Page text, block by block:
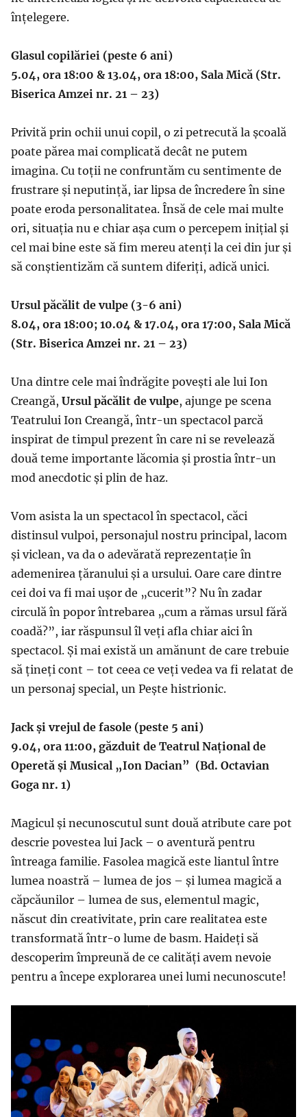
înțelegere.
Glasul copilăriei (peste 6 ani)
5.04, ora 18:00 & 13.04, ora 18:00, Sala Mică (Str.
Biserica Amzei nr. 21 – 23)
Privită prin ochii unui copil, o zi petrecută la școală
poate părea mai complicată decât ne putem
imagina. Cu toții ne confruntăm cu sentimente de
frustrare și neputință, iar lipsa de încredere în sine
poate eroda personalitatea. Însă de cele mai multe
ori, situația nu e chiar așa cum o percepem inițial și
cel mai bine este să fim mereu atenți la cei din jur și
să conștientizăm că suntem diferiți, adică unici.
Ursul păcălit de vulpe (3-6 ani)
8.04, ora 18:00; 10.04 & 17.04, ora 17:00, Sala Mică
(Str. Biserica Amzei nr. 21 – 23)
Una dintre cele mai îndrăgite povești ale lui Ion
Creangă, Ursul păcălit de vulpe, ajunge pe scena
Teatrului Ion Creangă, într-un spectacol parcă
inspirat de timpul prezent în care ni se revelează
două teme importante lăcomia și prostia într-un
mod anecdotic și plin de haz.
Vom asista la un spectacol în spectacol, căci
distinsul vulpoi, personajul nostru principal, lacom
și viclean, va da o adevărată reprezentație în
ademenirea țăranului și a ursului. Oare care dintre
cei doi va fi mai ușor de „cucerit”? Nu în zadar
circulă în popor întrebarea „cum a rămas ursul fără
coadă?”, iar răspunsul îl veți afla chiar aici în
spectacol. Și mai există un amănunt de care trebuie
să țineți cont – tot ceea ce veți vedea va fi relatat de
un personaj special, un Pește histrionic.
Jack și vrejul de fasole (peste 5 ani)
9.04, ora 11:00, găzduit de Teatrul Național de
Operetă și Musical „Ion Dacian” (Bd. Octavian
Goga nr. 1)
Magicul și necunoscutul sunt două atribute care pot
descrie povestea lui Jack – o aventură pentru
întreaga familie. Fasolea magică este liantul între
lumea noastră – lumea de jos – și lumea magică a
căpcăunilor – lumea de sus, elementul magic,
născut din creativitate, prin care realitatea este
transformată într-o lume de basm. Haideți să
descoperim împreună de ce calități avem nevoie
pentru a începe explorarea unei lumi necunoscute!